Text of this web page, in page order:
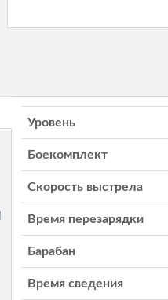
Уровень
Боекомплект
Скорость выстрела
Время перезарядки
Барабан
Время сведения